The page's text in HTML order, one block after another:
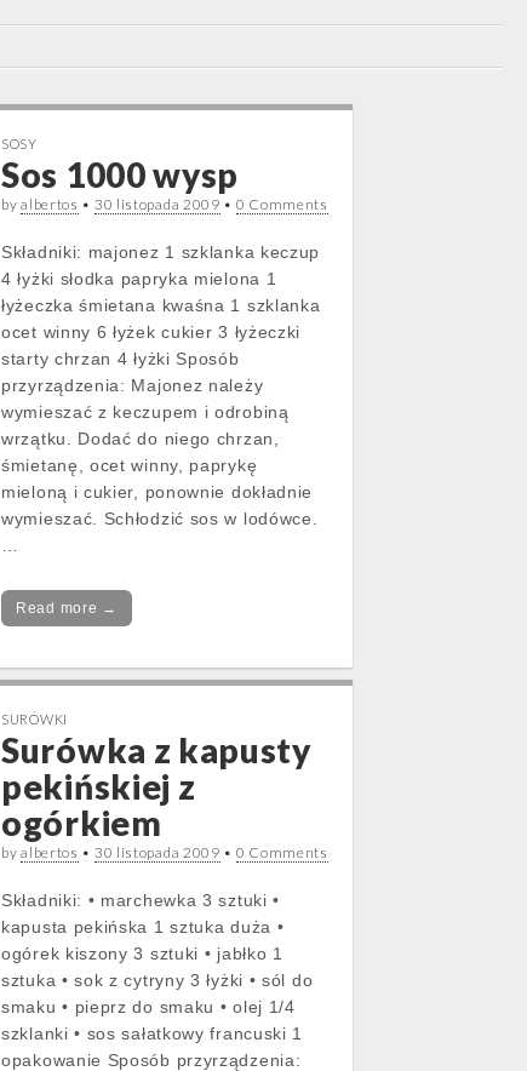
SOSY
Sos 1000 wysp
byalbertos • 30 listopada 2009 • 0 Comments
Składniki: majonez 1 szklanka keczup
4 łyżki słodka papryka mielona 1
łyżeczka śmietana kwaśna 1 szklanka
ocet winny 6 łyżek cukier 3 łyżeczki
starty chrzan 4 łyżki Sposób
przyrządzenia: Majonez należy
wymieszać z keczupem i odrobiną
wrzątku. Dodać do niego chrzan,
śmietanę, ocet winny, paprykę
mieloną i cukier, ponownie dokładnie
wymieszać. Schłodzić sos w lodówce.
Read more →
SURÓWKI
Surówka z kapusty
pekińskiej z
ogórkiem
byalbertos • 30 listopada 2009 • 0 Comments
Składniki: • marchewka 3 sztuki •
kapusta pekińska 1 sztuka duża •
ogórek kiszony 3 sztuki • jabłko 1
sztuka • sok z cytryny 3 łyżki • sól do
smaku • pieprz do smaku • olej 1/4
szklanki • sos sałatkowy francuski 1
opakowanie Sposób przyrządzenia: